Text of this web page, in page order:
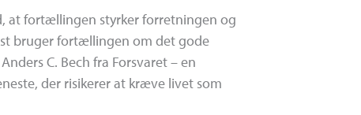
at fortællingen styrker forretningen og
bruger fortællingen om det gode
C. Bech fra Forsvaret – en
der risikerer at kræve livet som